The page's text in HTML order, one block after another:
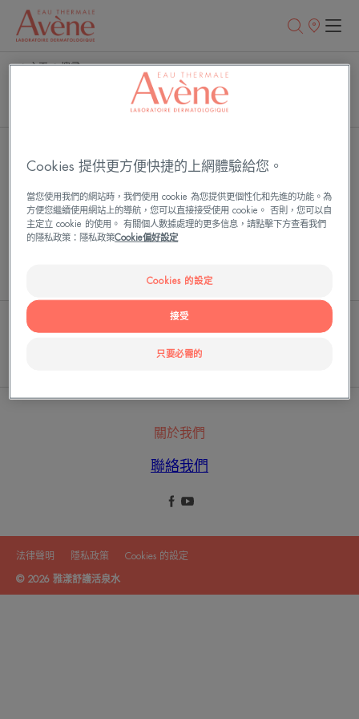
銷
主頁
搜尋
產品 (11) 文章 (0)
请您进行新的搜索。
雅漾舒護活泉水
關於我們
聯絡我們
法律聲明 隱私政策 Cookies 的設定
© 2026 雅漾舒護活泉水
Cookies 提供更方便快捷的上網體驗給您。
當您使用我們的網站時，我們使用 cookie 為您提供更個性化和先進的功能。為
方便您繼續使用網站上的導航，您可以直接接受使用 cookie。 否則，您可以自
主定立 cookie 的使用。 有關個人數據處理的更多信息，請點擊下方查看我們
的隱私政策：隱私政策Cookie偏好設定
Cookies 的設定
只要必需的
接受